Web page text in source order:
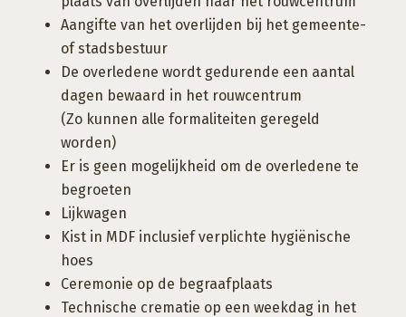
Aangifte van het overlijden bij het gemeente-
of stadsbestuur
De overledene wordt gedurende een aantal
dagen bewaard in het rouwcentrum
(Zo kunnen alle formaliteiten geregeld
worden)
Er is geen mogelijkheid om de overledene te
begroeten
Lijkwagen
Kist in MDF inclusief verplichte hygiënische
hoes
Ceremonie op de begraafplaats
Technische crematie op een weekdag in het